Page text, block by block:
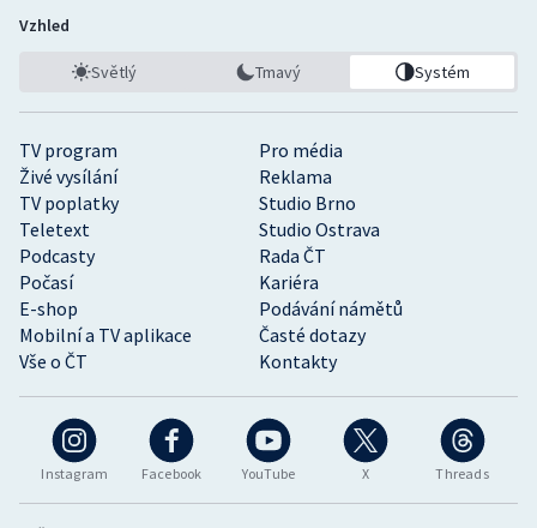
Instagram Facebook YouTube X Threads
TV program
Pro média
Živé vysílání
Reklama
TV poplatky
Studio Brno
Teletext
Studio Ostrava
Podcasty
Rada ČT
Počasí
Kariéra
E-shop
Podávání námětů
Mobilní a TV aplikace
Časté dotazy
Vše o ČT
Kontakty
Vzhled
Světlý Tmavý Systém